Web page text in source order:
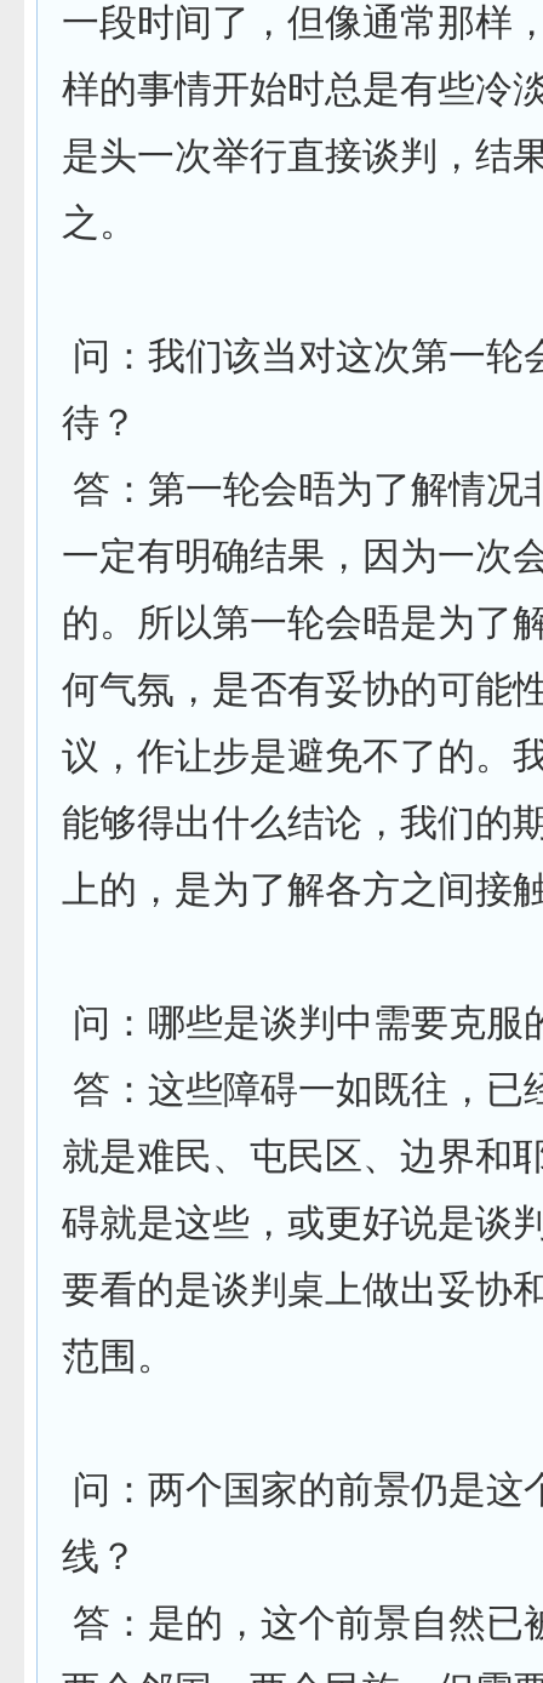
一段时间了，但像通常那样
样的事情开始时总是有些冷
是头一次举行直接谈判，结
之。
问：我们该当对这次第一轮
待？
答：第一轮会晤为了解情况
一定有明确结果，因为一次
的。所以第一轮会晤是为了
何气氛，是否有妥协的可能
议，作让步是避免不了的。
能够得出什么结论，我们的
上的，是为了解各方之间接
问：哪些是谈判中需要克服
答：这些障碍一如既往，已
就是难民、屯民区、边界和
碍就是这些，或更好说是谈
要看的是谈判桌上做出妥协
范围。
问：两个国家的前景仍是这
线？
答：是的，这个前景自然已